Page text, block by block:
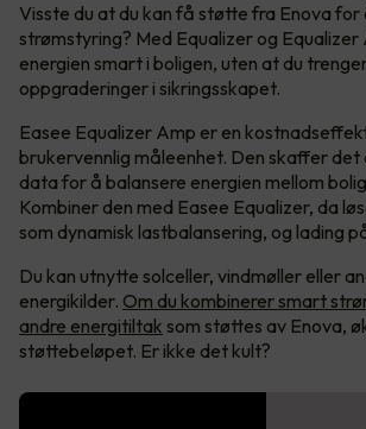
Visste du at du kan få støtte fra Enova
strømstyring? Med Equalizer og Equalizer
energien smart i boligen, uten at du
oppgraderinger i sikringsskapet.
Easee Equalizer Amp er en
brukervennlig måleenhet. Den skaffer det
data for å balansere energien mellom
Kombiner den med Easee Equalizer, da
som dynamisk lastbalansering, og lading
Du kan utnytte solceller, vindmøller eller
energikilder. Om du kombinerer smart
andre energitiltak som støttes av Enova,
støttebeløpet. Er ikke det kult?